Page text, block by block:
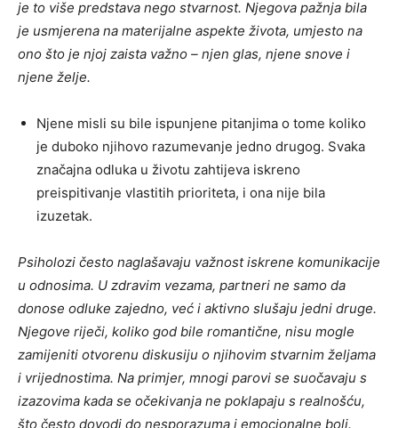
je to više predstava nego stvarnost. Njegova pažnja bila
je usmjerena na materijalne aspekte života, umjesto na
ono što je njoj zaista važno – njen glas, njene snove i
njene želje.
Njene misli su bile ispunjene pitanjima o tome koliko
je duboko njihovo razumevanje jedno drugog. Svaka
značajna odluka u životu zahtijeva iskreno
preispitivanje vlastitih prioriteta, i ona nije bila
izuzetak.
Psiholozi često naglašavaju važnost iskrene komunikacije
u odnosima. U zdravim vezama, partneri ne samo da
donose odluke zajedno, već i aktivno slušaju jedni druge.
Njegove riječi, koliko god bile romantične, nisu mogle
zamijeniti otvorenu diskusiju o njihovim stvarnim željama
i vrijednostima. Na primjer, mnogi parovi se suočavaju s
izazovima kada se očekivanja ne poklapaju s realnošću,
što često dovodi do nesporazuma i emocionalne boli.